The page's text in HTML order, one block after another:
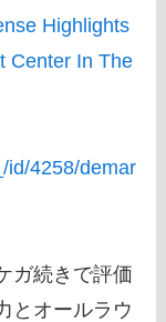
Highlights
Center In The
id/4258/demar
ガ続きで評価
とオールラウ